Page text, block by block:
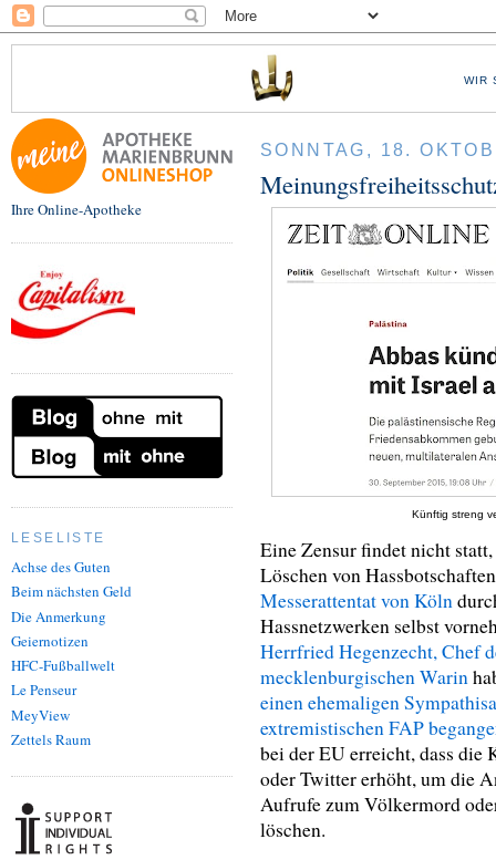
WIR
Ihre Online-Apotheke
LESELISTE
Achse des Guten
Beim nächsten Geld
Die Anmerkung
Geiernotizen
HFC-Fußballwelt
Le Penseur
MeyView
Zettels Raum
SONNTAG, 18.
Künftig streng
Eine Zensur findet nicht
Löschen von
Messerattentat von Köln
Hassnetzwerken selbst
Herrfried Hegenzecht, Chef
mecklenburgischen Warin
einen ehemaligen
extremistischen FAP
bei der EU erreicht, dass die
oder Twitter erhöht, um die
Aufrufe zum Völkermord
löschen.